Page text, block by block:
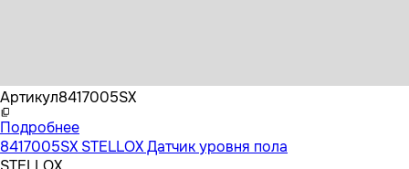
Артикул8417005SX
Подробнее
8417005SX STELLOX Датчик уровня пола